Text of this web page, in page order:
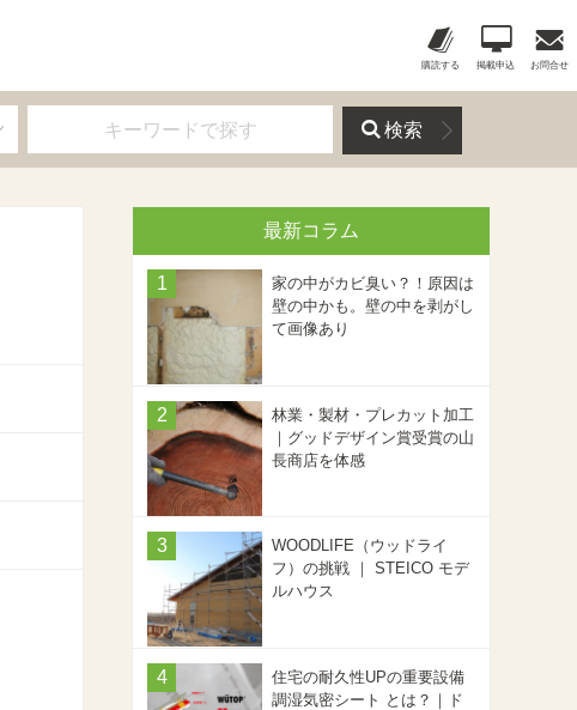
購読する 掲載申込 お問合せ
検索
最新コラム
家の中がカビ臭い？！原因は
壁の中かも。壁の中を剥がし
て画像あり
林業・製材・プレカット加工
｜グッドデザイン賞受賞の山
長商店を体感
WOODLIFE（ウッドライ
フ）の挑戦 ｜ STEICO モデ
ルハウス
住宅の耐久性UPの重要設備
調湿気密シート とは？｜ド